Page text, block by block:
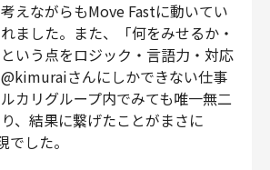
えながらもMove Fastに動いてい
ました。また、「何をみせるか・
いう点をロジック・言語力・対応
さんにしかできない仕事
カリグループ内でみても唯一無二
、結果に繋げたことがまさに
した。